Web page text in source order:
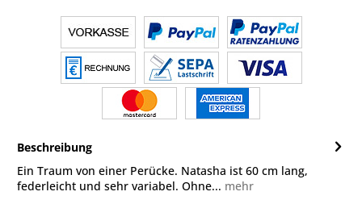
Beschreibung
Ein Traum von einer Perücke. Natasha ist 60 cm lang,
federleicht und sehr variabel. Ohne... mehr